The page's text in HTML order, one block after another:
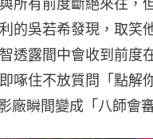
的吳若希發現，取笑
透露間中會收到前度
啄住不放質問「點解
廠瞬間變成「八師會